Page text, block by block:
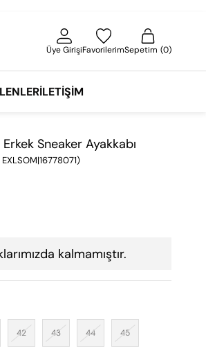
Üye GirişiFavorilerimSepetim 0
İLETIŞIM
Sneaker Ayakkabı
kalmamıştır.
42 43 44 45